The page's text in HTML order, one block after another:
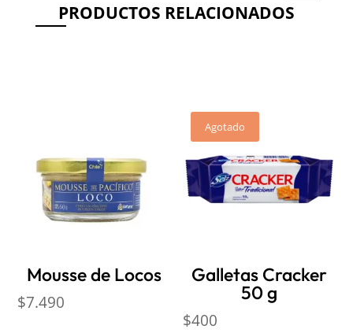
PRODUCTOS RELACIONADOS
Mousse de Locos
$7.490
Agotado
Galletas Cracker
50 g
$400